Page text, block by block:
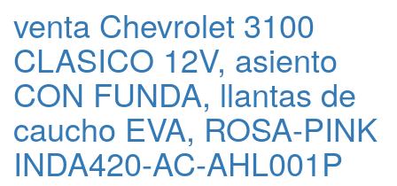
venta Chevrolet 3100
CLASICO 12V, asiento
CON FUNDA, llantas de
caucho EVA, ROSA-PINK
INDA420-AC-AHL001P